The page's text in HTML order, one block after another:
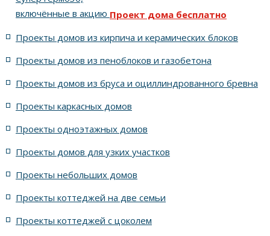
5 спален с цоколем и террасой
7 спален с крышей шале 5 спален и террасой
жилых в стиле Райта с 5 комнатами
жилых в английском стиле
жилых в современном стиле с террасой
включённые в акциюПроект дома бесплатно
Проекты домов из кирпича и керамических блоков
Проекты домов из пеноблоков и газобетона
Проекты домов из бруса и оциллиндрованного бревна
Проекты каркасных домов
Проекты одноэтажных домов
Проекты домов для узких участков
Проекты небольших домов
Проекты коттеджей на две семьи
Проекты коттеджей с цоколем